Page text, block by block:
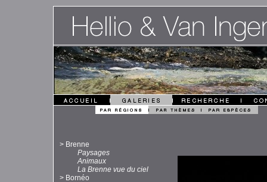
> Brenne
Paysages
Animaux
La Brenne vue du ciel
> Bornéo